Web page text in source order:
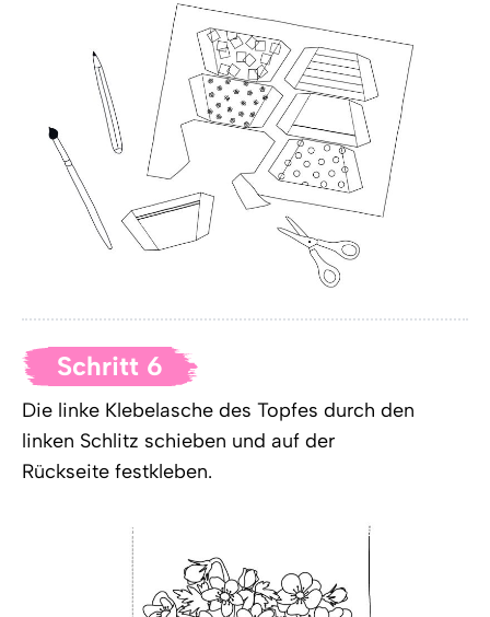
Schritt 6
Die linke Klebelasche des Topfes durch den
linken Schlitz schieben und auf der
Rückseite festkleben.